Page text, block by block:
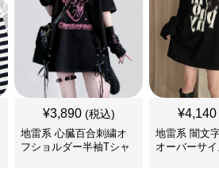
¥3,890 (税込)
地雷系 心臓百合刺繍オ
フショルダー半袖Tシャ
¥4,140
地雷系 闇文
オーバーサ